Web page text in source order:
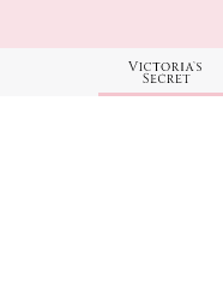
Victoria's
Secret